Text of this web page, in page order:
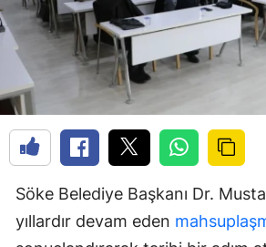
Söke Belediye Başkanı Dr.
yıllardır devam eden